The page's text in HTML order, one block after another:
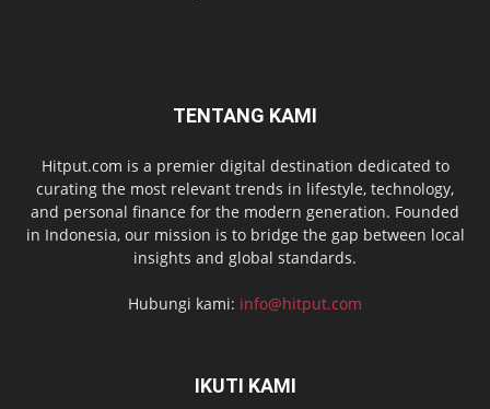
TENTANG KAMI
Hitput.com is a premier digital destination dedicated to
curating the most relevant trends in lifestyle, technology,
and personal finance for the modern generation. Founded
in Indonesia, our mission is to bridge the gap between local
insights and global standards.
Hubungi kami: info@hitput.com
IKUTI KAMI